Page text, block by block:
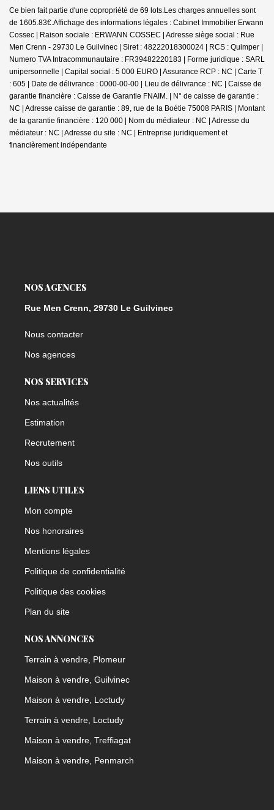
Ce bien fait partie d'une copropriété de 69 lots.Les charges annuelles sont
de 1605.83€.Affichage des informations légales : Cabinet Immobilier Erwann
Cossec | Raison sociale : ERWANN COSSEC | Adresse siège social : Rue
Men Crenn - 29730 Le Guilvinec | Siret : 48222018300024 | RCS : Quimper |
Numero TVA Intracommunautaire : FR39482220183 | Forme juridique : SARL
unipersonnelle | Capital social : 5 000 EURO | Assurance RCP : NC | Carte T
: 605 | Date de délivrance : 0000-00-00 | Lieu de délivrance : NC | Caisse de
garantie financière : Caisse de Garantie FNAIM. | N° de caisse de garantie :
NC | Adresse caisse de garantie : 89, rue de la Boétie 75008 PARIS | Montant
de la garantie financière : 120 000 | Nom du médiateur : NC | Adresse du
médiateur : NC | Adresse du site : NC | Entreprise juridiquement et
financièrement indépendante
NOS AGENCES
Rue Men Crenn, 29730 Le Guilvinec
Nous contacter
Nos agences
NOS SERVICES
Nos actualités
Estimation
Recrutement
Nos outils
LIENS UTILES
Mon compte
Nos honoraires
Mentions légales
Politique de confidentialité
Politique des cookies
Plan du site
NOS ANNONCES
Terrain à vendre, Plomeur
Maison à vendre, Guilvinec
Maison à vendre, Loctudy
Terrain à vendre, Loctudy
Maison à vendre, Treffiagat
Maison à vendre, Penmarch